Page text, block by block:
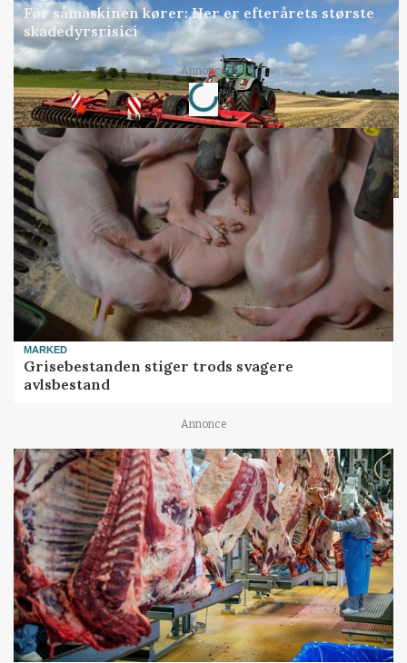
Før såmaskinen kører: Her er efterårets største
skadedyrsrisici
Annonce
Loading...
MARKED
Grisebestanden stiger trods svagere
avlsbestand
Annonce